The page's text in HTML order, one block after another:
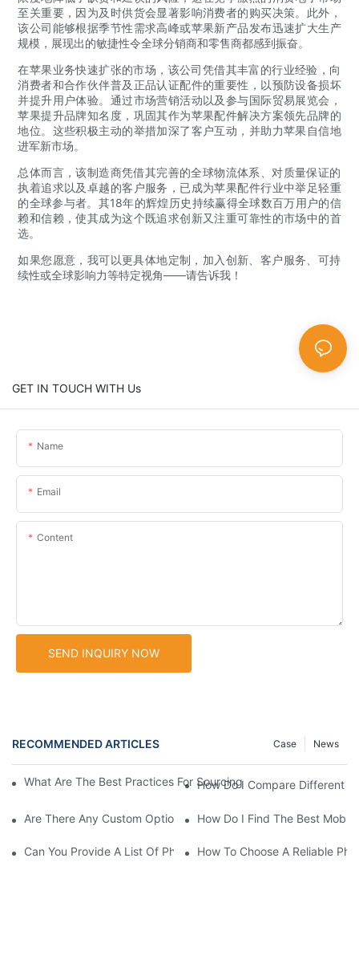
至关重要，因为及时供货会显著影响消费者的购买决策。此外，
该公司能够根据季节性需求高峰或苹果新产品发布迅速扩大生产
规模，展现出的敏捷性令全球分销商和零售商都感到振奋。
在苹果业务快速扩张的市场，该公司凭借其丰富的行业经验，向
消费者和合作伙伴普及正品认证配件的重要性，以预防设备损坏
并提升用户体验。通过市场营销活动以及参与国际贸易展览会，
苹果提升品牌知名度，巩固其作为苹果配件解决方案领先品牌的
地位。这些积极主动的举措加深了客户互动，并助力苹果自信地
进军新市场。
总体而言，该制造商凭借其完善的全球物流体系、对质量保证的
执着追求以及卓越的客户服务，已成为苹果配件行业中举足轻重
的全球参与者。其18年的辉煌历史持续赢得全球数百万用户的信
赖和信赖，使其成为这个既追求创新又注重可靠性的市场中的首
选。
如果您愿意，我可以更具体地定制，加入创新、客户服务、可持
续性或全球影响力等特定视角——请告诉我！
GET IN TOUCH WITH Us
Name
Email
Content
SEND INQUIRY NOW
RECOMMENDED ARTICLES News
Case
What Are The Best Practices For Sourcing Phone Cover With
How Do I Compare Different
Are There Any Custom Options Available For Phone Case With
How Do I Find The Best
Can You Provide A List Of Phone Case With Holder Suppliers In
How To Choose A Reliable